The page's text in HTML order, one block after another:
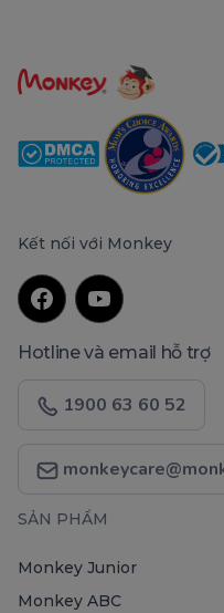
Kết nối với Monkey
Hotline và email hỗ trợ
1900 63 60 52
SẢN PHẨM
Monkey Junior
Monkey ABC